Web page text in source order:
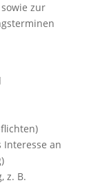
sowie zur
Interesse an
z. B.